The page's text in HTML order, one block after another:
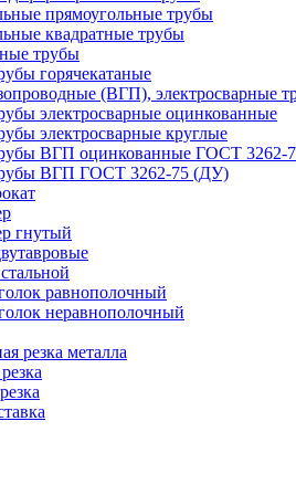
прямоугольные трубы
квадратные трубы
трубы
горячекатаные
(ВГП), электросварные
электросварные оцинкованные
электросварные круглые
ВГП оцинкованные ГОСТ 3262-
ВГП ГОСТ 3262-75 (ДУ)
гнутый
равнополочный
неравнополочный
резка металла